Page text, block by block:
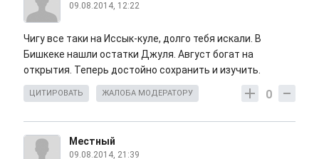
09.08.2014, 12:22
Чигу все таки на Иссык-куле, долго тебя искали. В
Бишкеке нашли остатки Джуля. Август богат на
открытия. Теперь достойно сохранить и изучить.
0
ЦИТИРОВАТЬ ЖАЛОБА МОДЕРАТОРУ
Местный
09.08.2014, 21:39